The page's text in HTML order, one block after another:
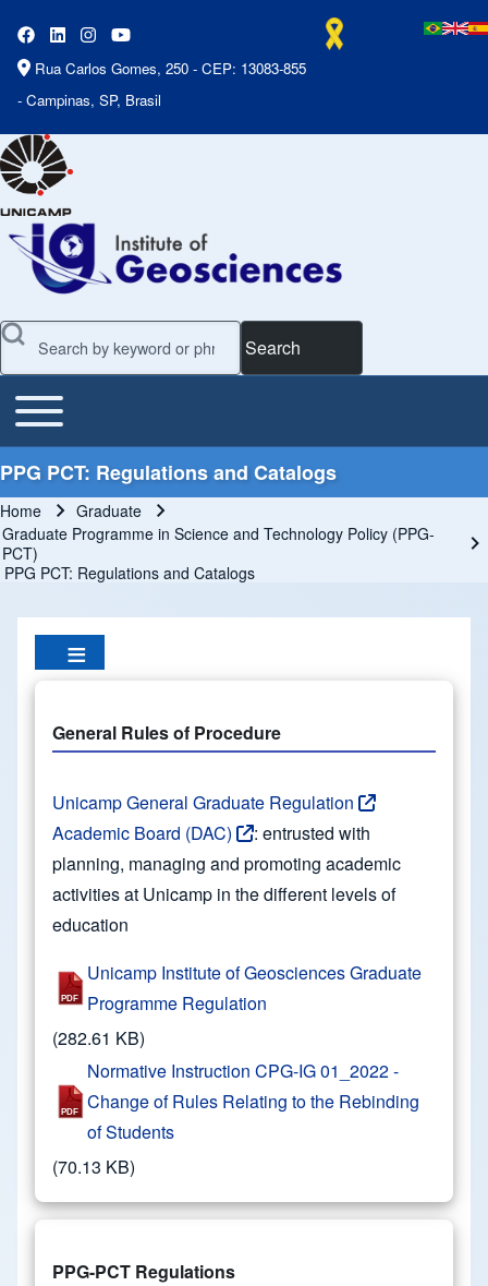
Rua Carlos Gomes, 250 - CEP: 13083-855
- Campinas, SP, Brasil
Search
Main Menu
Toggle main menu
PPG PCT: Regulations and Catalogs
Breadcrumb
Home
Graduate
Graduate Programme in Science and Technology Policy (PPG-
PCT)
PPG PCT: Regulations and Catalogs
General Rules of Procedure
Unicamp General Graduate Regulation
Academic Board (DAC)
: entrusted with
planning, managing and promoting academic
activities at Unicamp in the different levels of
education
Unicamp Institute of Geosciences Graduate
Programme Regulation
(282.61 KB)
Normative Instruction CPG-IG 01_2022 -
Change of Rules Relating to the Rebinding
of Students
(70.13 KB)
PPG-PCT Regulations